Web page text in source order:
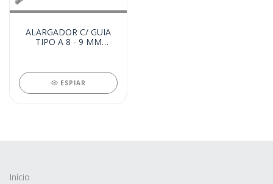
ALARGADOR C/ GUIA
TIPO A 8 - 9 MM
ESPIAR
Início